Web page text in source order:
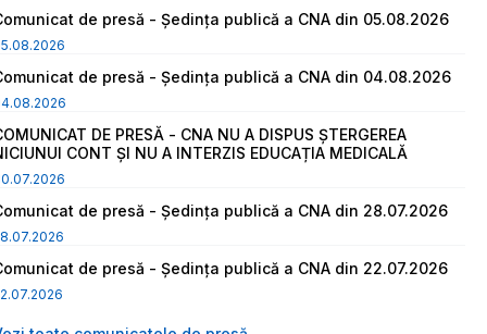
de presă - Ședința publică a CNA din 05.08.2026
de presă - Ședința publică a CNA din 04.08.2026
DE PRESĂ - CNA NU A DISPUS ȘTERGEREA
CONT ȘI NU A INTERZIS EDUCAȚIA MEDICALĂ
de presă - Ședința publică a CNA din 28.07.2026
de presă - Ședința publică a CNA din 22.07.2026